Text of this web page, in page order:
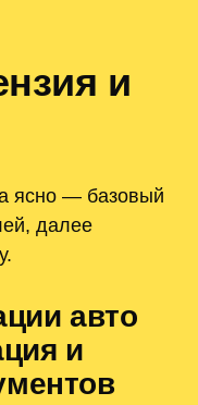
и
ясно — базовый
далее
авто
и